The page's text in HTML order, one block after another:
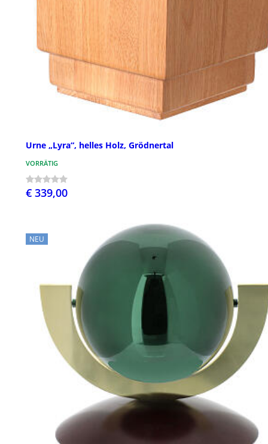
Urne „Lyra“, helles Holz, Grödnertal
VORRÄTIG
€ 339,00
NEU